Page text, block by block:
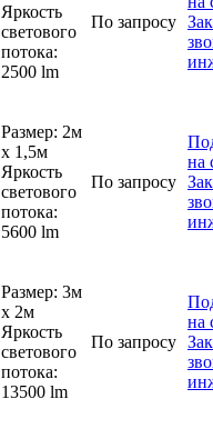
Яркость
светового
потока:
2500 lm
По запросу
Размер: 2м
x 1,5м
Яркость
светового
потока:
5600 lm
По запросу
на
Размер: 3м
x 2м
Яркость
светового
потока:
13500 lm
По запросу
на